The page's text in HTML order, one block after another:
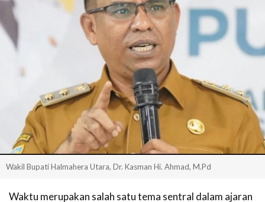
Wakil Bupati Halmahera Utara, Dr. Kasman Hi. Ahmad, M.Pd
Waktu merupakan salah satu tema sentral dalam ajaran